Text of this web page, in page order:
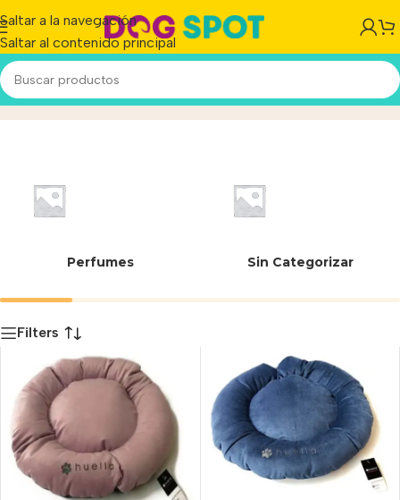
Saltar a la navegación
Saltar al contenido principal
Circular N°3Inicio/Producto
Perfumes Sin Categorizar
Filters